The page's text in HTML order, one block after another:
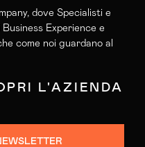
dove Specialisti e
Experience e
come noi guardano al
L'AZIENDA